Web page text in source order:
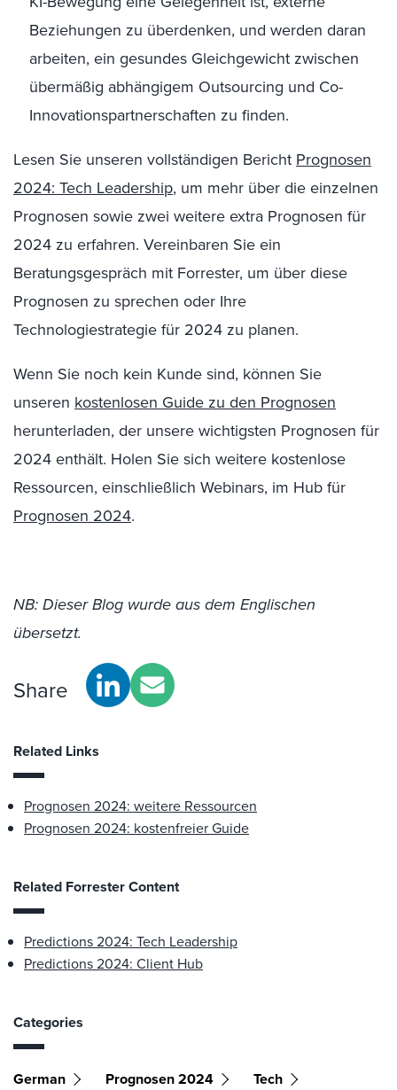
Beziehungen zu überdenken, und werden daran
arbeiten, ein gesundes Gleichgewicht zwischen
übermäßig abhängigem Outsourcing und Co-
Innovationspartnerschaften zu finden.
Lesen Sie unseren vollständigen Bericht Prognosen
2024: Tech Leadership, um mehr über die einzelnen
Prognosen sowie zwei weitere extra Prognosen für
2024 zu erfahren. Vereinbaren Sie ein
Beratungsgespräch mit Forrester, um über diese
Prognosen zu sprechen oder Ihre
Technologiestrategie für 2024 zu planen.
Wenn Sie noch kein Kunde sind, können Sie
unseren kostenlosen Guide zu den Prognosen
herunterladen, der unsere wichtigsten Prognosen für
2024 enthält. Holen Sie sich weitere kostenlose
Ressourcen, einschließlich Webinars, im Hub für
Prognosen 2024.
NB: Dieser Blog wurde aus dem Englischen
übersetzt.
Share
Related Links
Prognosen 2024: weitere Ressourcen
Prognosen 2024: kostenfreier Guide
Related Forrester Content
Predictions 2024: Tech Leadership
Predictions 2024: Client Hub
Categories
German Prognosen 2024 Tech